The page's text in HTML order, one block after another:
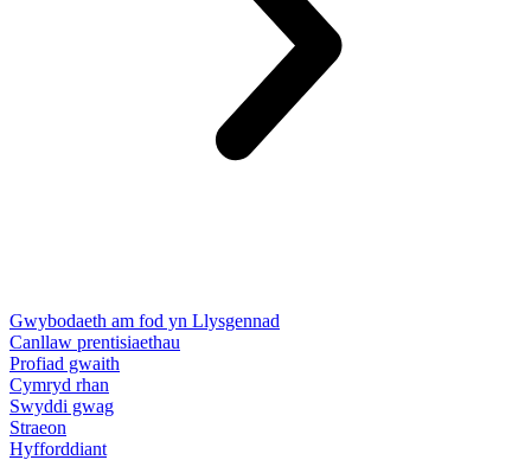
Gwybodaeth am fod yn Llysgennad
Canllaw prentisiaethau
Profiad gwaith
Cymryd rhan
Swyddi gwag
Straeon
Hyfforddiant